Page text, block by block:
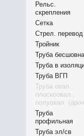
Рельс.
скрепления
Сетка
Стрел. перевод
Тройник
Труба
Труба в
Труба ВГП
Труба овал.,
плоскоовал.,
полуовал.
Труба
профильная
Труба эл/св